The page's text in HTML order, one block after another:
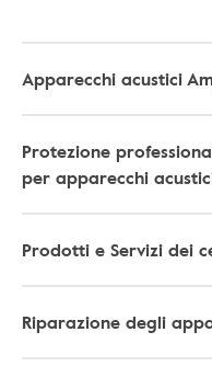
Apparecchi acustici
Protezione
per apparecchi
Prodotti e Servizi dei
Riparazione degli